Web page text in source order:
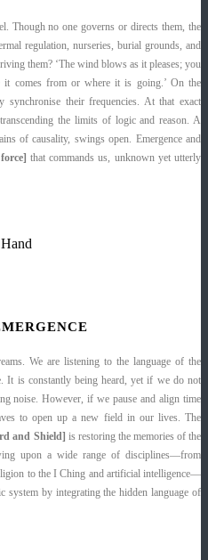
Though no one governs or directs them, the
regulation, nurseries, burial grounds, and
them? ‘The wind blows as it pleases; you
comes from or where it is going.’ On the
synchronise their frequencies. At that exact
the limits of logic and reason. A
of causality, swings open. Emergence and
that commands us, unknown yet utterly
We are listening to the language of the
It is constantly being heard, yet if we do not
noise. However, if we pause and align time
to open up a new field in our lives. The
and Shield] is restoring the memories of the
upon a wide range of disciplines—from
to the I Ching and artificial intelligence—
system by integrating the hidden language of